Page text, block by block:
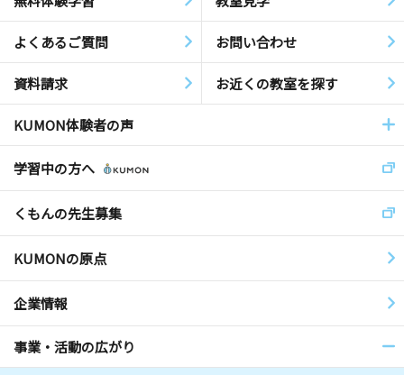
よくあるご質問 お問い合わせ
資料請求 お近くの教室を探す
KUMON体験者の声
学習中の方へ
くもんの先生募集
KUMONの原点
企業情報
事業・活動の広がり